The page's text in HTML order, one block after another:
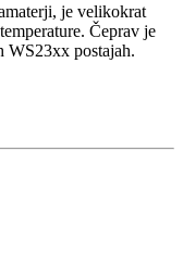
je velikokrat
Čeprav je
WS23xx postajah.